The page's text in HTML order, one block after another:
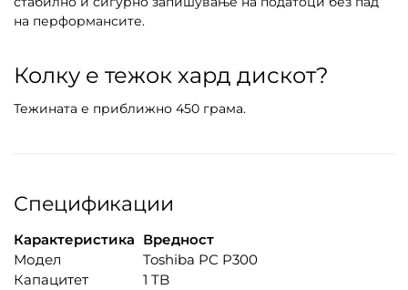
на перформансите.
Колку е тежок хард дискот?
Тежината е приближно 450 грама.
Спецификации
Карактеристика Вредност
Модел
Toshiba PC P300
Капацитет
1 TB